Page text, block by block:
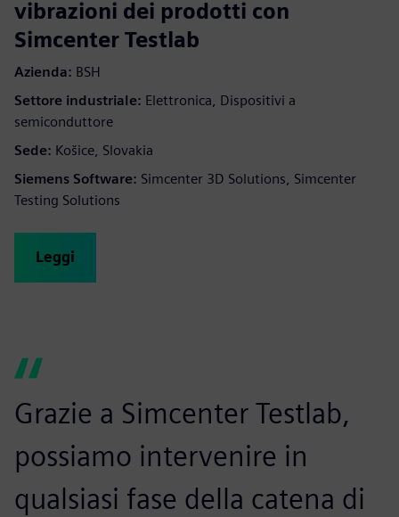
vibrazioni dei prodotti con
Simcenter Testlab
Azienda: BSH
Settore industriale: Elettronica, Dispositivi a
semiconduttore
Sede: Košice, Slovakia
Siemens Software: Simcenter 3D Solutions, Simcenter
Testing Solutions
Leggi
Grazie a Simcenter Testlab,
possiamo intervenire in
qualsiasi fase della catena di